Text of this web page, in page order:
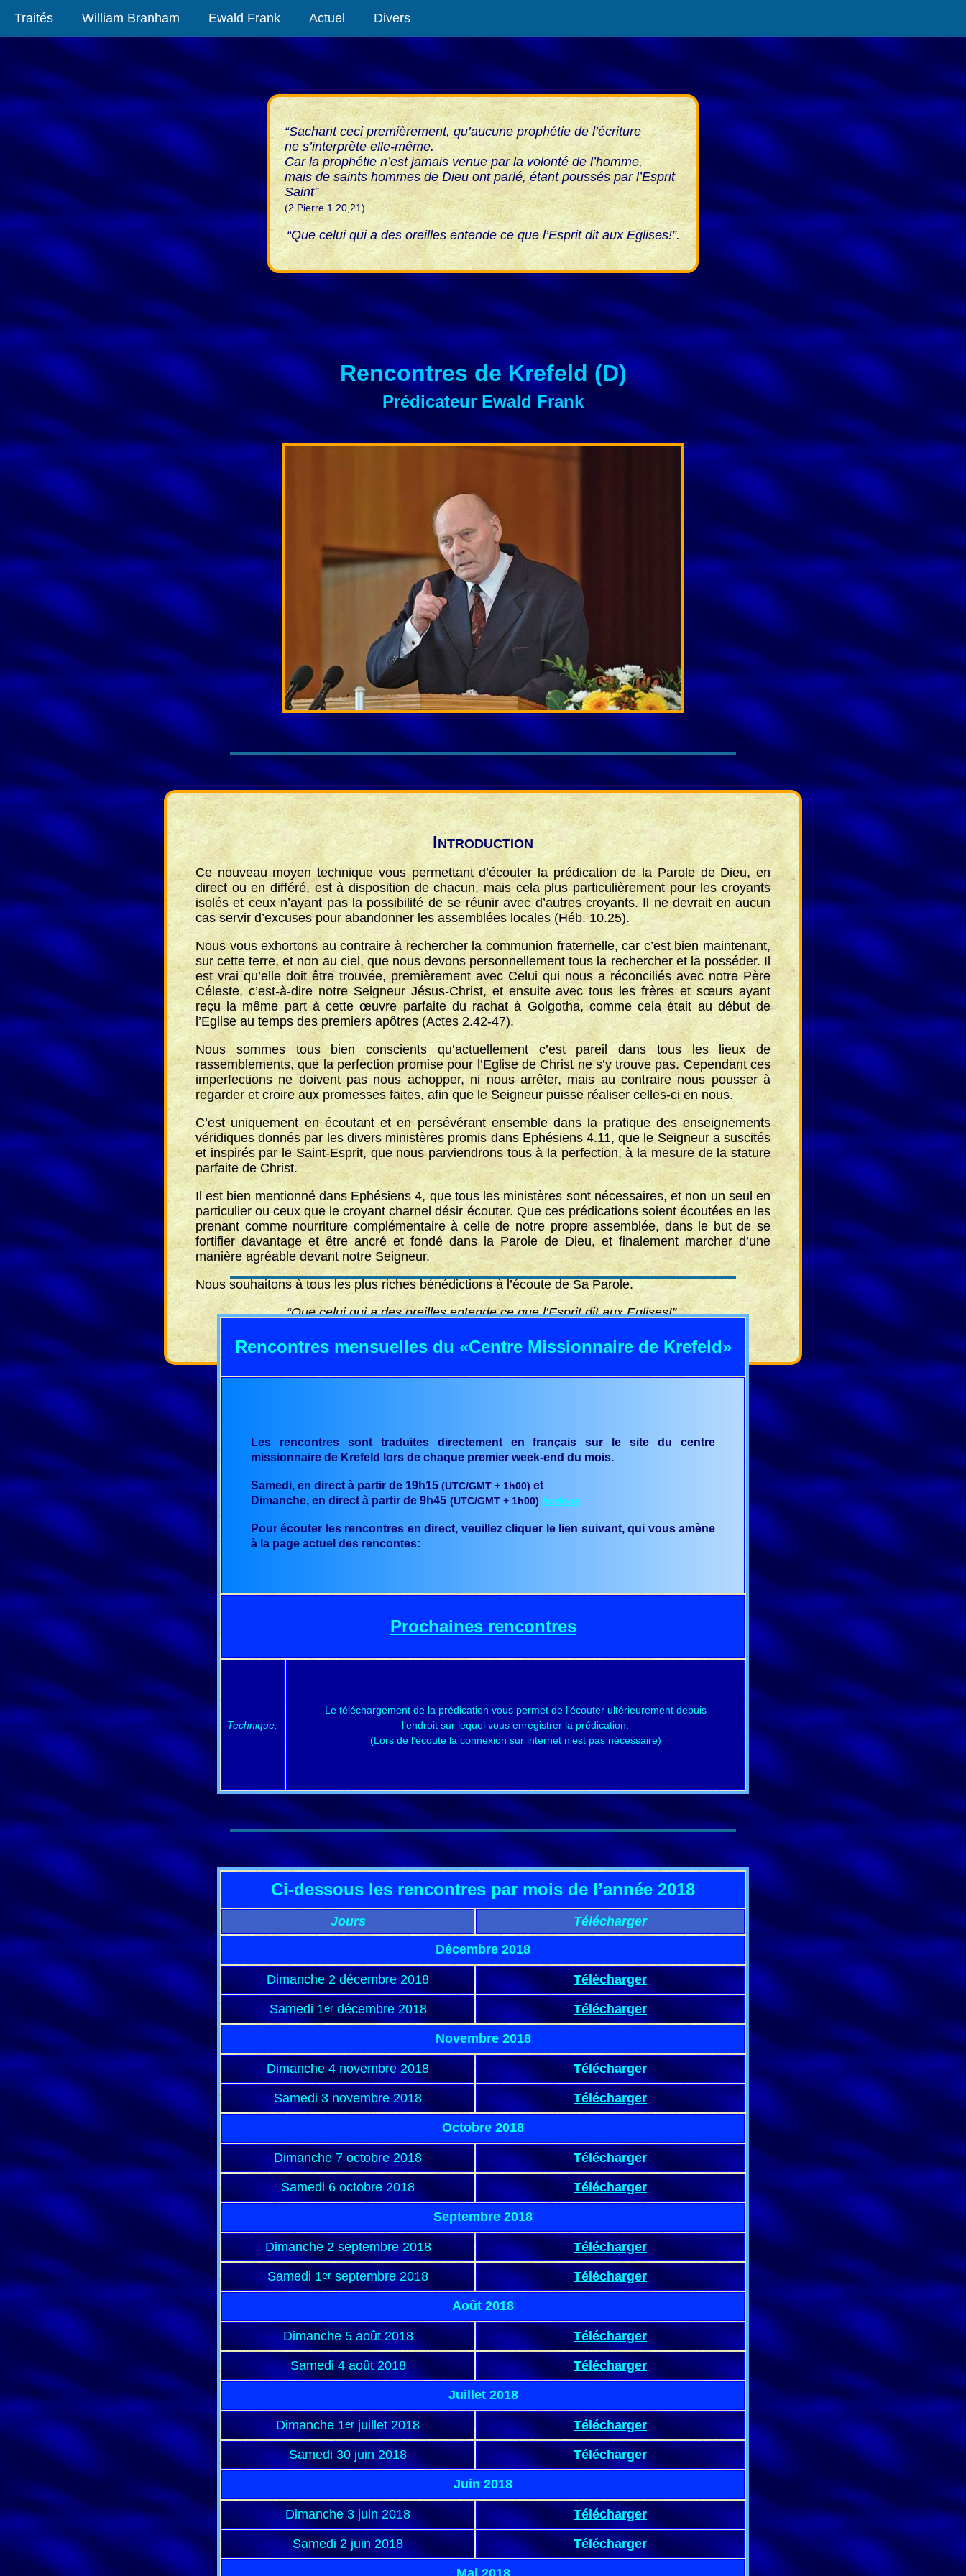
Traités William Branham Ewald Frank Actuel Divers
“Sachant ceci premièrement, qu’aucune prophétie de l’écriture
ne s’interprète elle-même.
Car la prophétie n’est jamais venue par la volonté de l’homme,
mais de saints hommes de Dieu ont parlé, étant poussés par l’Esprit
Saint”
(2 Pierre 1.20,21)
“Que celui qui a des oreilles entende ce que l’Esprit dit aux Eglises!”.
Rencontres de Krefeld (D)
Prédicateur Ewald Frank
INTRODUCTION
Ce nouveau moyen technique vous permettant d’écouter la prédication de la Parole de Dieu, en
direct ou en différé, est à disposition de chacun, mais cela plus particulièrement pour les croyants
isolés et ceux n’ayant pas la possibilité de se réunir avec d’autres croyants. Il ne devrait en aucun
cas servir d’excuses pour abandonner les assemblées locales (Héb. 10.25).
Nous vous exhortons au contraire à rechercher la communion fraternelle, car c’est bien maintenant,
sur cette terre, et non au ciel, que nous devons personnellement tous la rechercher et la posséder. Il
est vrai qu’elle doit être trouvée, premièrement avec Celui qui nous a réconciliés avec notre Père
Céleste, c’est-à-dire notre Seigneur Jésus-Christ, et ensuite avec tous les frères et sœurs ayant
reçu la même part à cette œuvre parfaite du rachat à Golgotha, comme cela était au début de
l’Eglise au temps des premiers apôtres (Actes 2.42-47).
Nous sommes tous bien conscients qu’actuellement c’est pareil dans tous les lieux de
rassemblements, que la perfection promise pour l’Eglise de Christ ne s’y trouve pas. Cependant ces
imperfections ne doivent pas nous achopper, ni nous arrêter, mais au contraire nous pousser à
regarder et croire aux promesses faites, afin que le Seigneur puisse réaliser celles-ci en nous.
C’est uniquement en écoutant et en persévérant ensemble dans la pratique des enseignements
véridiques donnés par les divers ministères promis dans Ephésiens 4.11, que le Seigneur a suscités
et inspirés par le Saint-Esprit, que nous parviendrons tous à la perfection, à la mesure de la stature
parfaite de Christ.
Il est bien mentionné dans Ephésiens 4, que tous les ministères sont nécessaires, et non un seul en
particulier ou ceux que le croyant charnel désir écouter. Que ces prédications soient écoutées en les
prenant comme nourriture complémentaire à celle de notre propre assemblée, dans le but de se
fortifier davantage et être ancré et fondé dans la Parole de Dieu, et finalement marcher d’une
manière agréable devant notre Seigneur.
Nous souhaitons à tous les plus riches bénédictions à l’écoute de Sa Parole.
“Que celui qui a des oreilles entende ce que l’Esprit dit aux Eglises!”.
Rencontres mensuelles du «Centre Missionnaire de Krefeld»
Les rencontres sont traduites directement en français sur le site du centre
missionnaire de Krefeld lors de chaque premier week-end du mois.
Samedi, en direct à partir de 19h15 (UTC/GMT + 1h00) et
Dimanche, en direct à partir de 9h45 (UTC/GMT + 1h00) horloge
Pour écouter les rencontres en direct, veuillez cliquer le lien suivant, qui vous amène
à la page actuel des rencontes:
Prochaines rencontres
Technique:
Le téléchargement de la prédication vous permet de l’écouter ultérieurement depuis
l’endroit sur lequel vous enregistrer la prédication.
(Lors de l’écoute la connexion sur internet n’est pas nécessaire)
Ci-dessous les rencontres par mois de l’année 2018
Jours
Télécharger
Décembre 2018
Dimanche 2 décembre 2018 Télécharger
Samedi 1erdécembre 2018 Télécharger
Novembre 2018
Dimanche 4 novembre 2018 Télécharger
Samedi 3 novembre 2018 Télécharger
Octobre 2018
Dimanche 7 octobre 2018 Télécharger
Samedi 6 octobre 2018 Télécharger
Septembre 2018
Dimanche 2 septembre 2018 Télécharger
Samedi 1er septembre 2018 Télécharger
Août 2018
Dimanche 5 août 2018 Télécharger
Samedi 4 août 2018 Télécharger
Juillet 2018
Dimanche 1er juillet 2018 Télécharger
Samedi 30 juin 2018 Télécharger
Juin 2018
Dimanche 3 juin 2018 Télécharger
Samedi 2 juin 2018 Télécharger
Mai 2018